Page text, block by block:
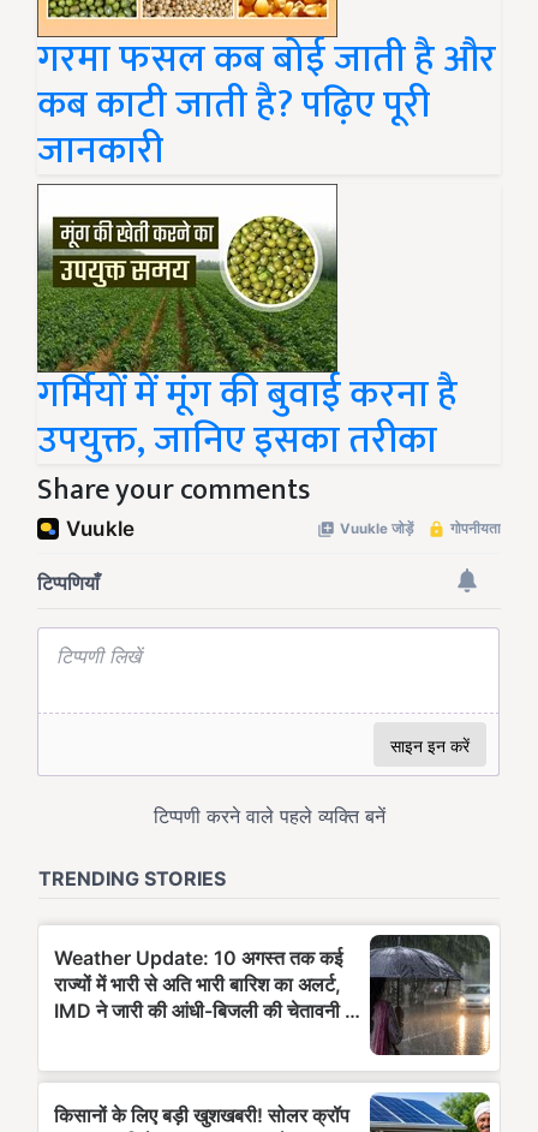
गरमा फसल कब बोई जाती है और
कब काटी जाती है? पढ़िए पूरी
जानकारी
गर्मियों में मूंग की बुवाई करना है
उपयुक्त, जानिए इसका तरीका
Share your comments